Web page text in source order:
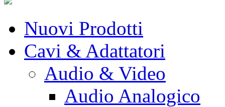
Nuovi Prodotti
Cavi & Adattatori
Audio & Video
Audio Analogico